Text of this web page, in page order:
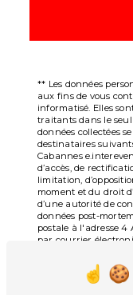
** Les données
aux fins de vous
informatisé. Elles
traitants dans le seul
données collectées
destinataires
Cabannes
d’accès, de
limitation,
moment et du droit
d’une autorité de
données post-
postale à l'adresse 4
par courrier
Un justificatif
conservons vos
contact puis
probatoires et de